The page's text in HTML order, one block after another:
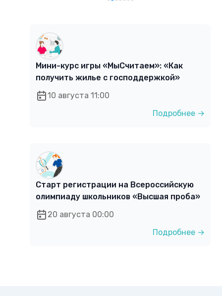
Мини-курс игры «МыСчитаем»: «Как
получить жилье с господдержкой»
10 августа 11:00
Подробнее →
Старт регистрации на Всероссийскую
олимпиаду школьников «Высшая проба»
20 августа 00:00
Подробнее →